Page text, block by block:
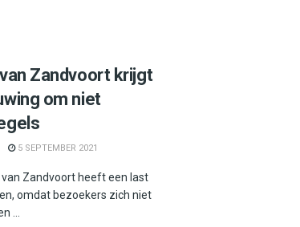
Zandvoort krijgt
om niet
5 SEPTEMBER 2021
Zandvoort heeft een last
omdat bezoekers zich niet
...